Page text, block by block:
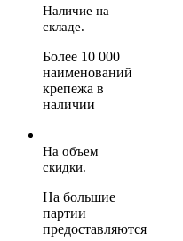
Наличие на
складе.
Более 10 000
наименований
крепежа в
наличии
На объем
скидки.
На большие
партии
предоставляются